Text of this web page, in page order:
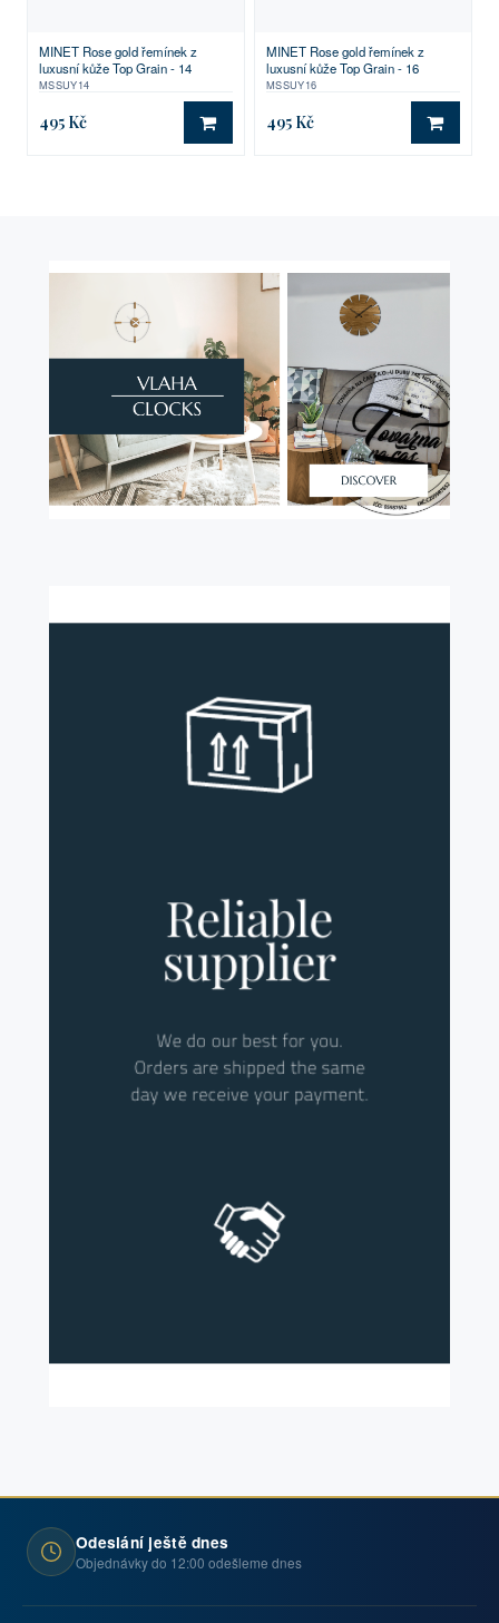
MINET Rose gold řemínek z
luxusní kůže Top Grain - 14
MSSUY14
495 Kč DO KOŠÍKU
MINET Rose gold řemínek z
luxusní kůže Top Grain - 16
MSSUY16
495 Kč DO
Odeslání ještě dnes
Objednávky do 12:00 odešleme dnes